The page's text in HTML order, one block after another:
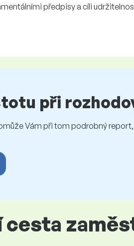
předpisy a cíli
při
Vám při tom podrobný